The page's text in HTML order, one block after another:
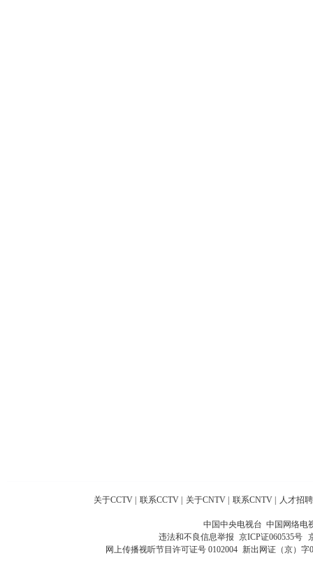
关于CCTV 联系CCTV 关于CNTV 联系CNTV 人才招聘
中国中央电视台 中国网络电
违法和不良信息举报 京ICP证060535号
网上传播视听节目许可证号 0102004 新出网证（京）